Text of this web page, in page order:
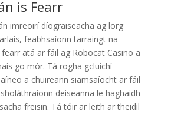
is Fearr
imreoirí díograiseacha ag lorg
feabhsaíonn tarraingt na
atá ar fáil ag Robocat Casino a
go mór. Tá rogha gcluichí
a chuireann siamsaíocht ar fáil
deiseanna le haghaidh
freisin. Tá tóir ar leith ar theidil